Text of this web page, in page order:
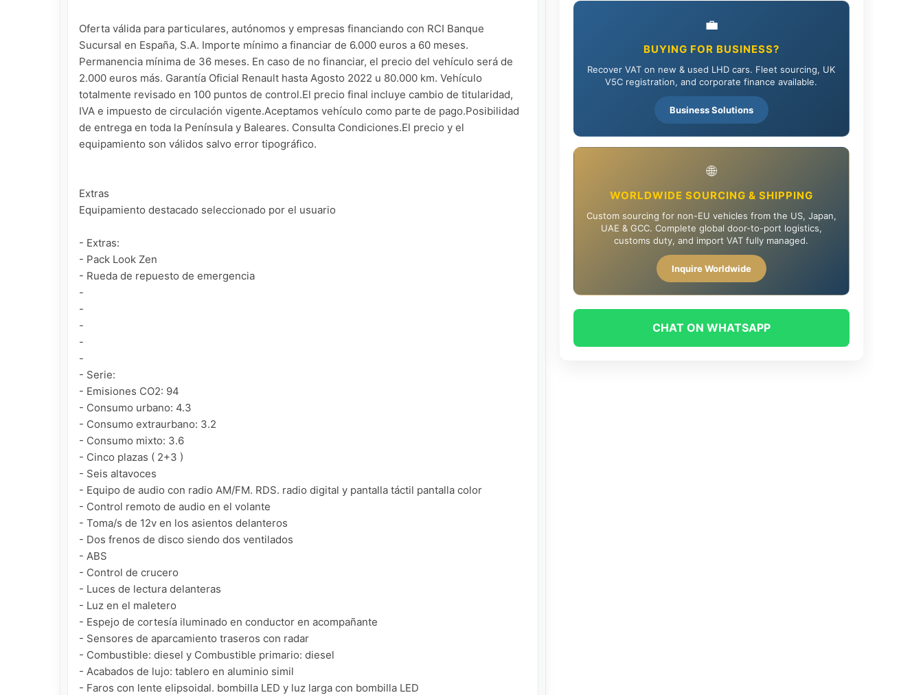
Oferta válida para particulares, autónomos y empresas financiando con RCI Banque
Sucursal en España, S.A. Importe mínimo a financiar de 6.000 euros a 60 meses.
Permanencia mínima de 36 meses. En caso de no financiar, el precio del vehículo será de
2.000 euros más. Garantía Oficial Renault hasta Agosto 2022 u 80.000 km. Vehículo
totalmente revisado en 100 puntos de control.El precio final incluye cambio de titularidad,
IVA e impuesto de circulación vigente.Aceptamos vehículo como parte de pago.Posibilidad
de entrega en toda la Península y Baleares. Consulta Condiciones.El precio y el
equipamiento son válidos salvo error tipográfico.
Extras
Equipamiento destacado seleccionado por el usuario
- Extras:
- Pack Look Zen
- Rueda de repuesto de emergencia
-
-
-
-
-
- Serie:
- Emisiones CO2: 94
- Consumo urbano: 4.3
- Consumo extraurbano: 3.2
- Consumo mixto: 3.6
- Cinco plazas ( 2+3 )
- Seis altavoces
- Equipo de audio con radio AM/FM. RDS. radio digital y pantalla táctil pantalla color
- Control remoto de audio en el volante
- Toma/s de 12v en los asientos delanteros
- Dos frenos de disco siendo dos ventilados
- ABS
- Control de crucero
- Luces de lectura delanteras
- Luz en el maletero
- Espejo de cortesía iluminado en conductor en acompañante
- Sensores de aparcamiento traseros con radar
- Combustible: diesel y Combustible primario: diesel
- Acabados de lujo: tablero en aluminio simil
- Faros con lente elipsoidal. bombilla LED y luz larga con bombilla LED
💼
BUYING FOR BUSINESS?
Recover VAT on new & used LHD cars. Fleet sourcing, UK
V5C registration, and corporate finance available.
Business Solutions
🌐
WORLDWIDE SOURCING & SHIPPING
Custom sourcing for non-EU vehicles from the US, Japan,
UAE & GCC. Complete global door-to-port logistics,
customs duty, and import VAT fully managed.
Inquire Worldwide
CHAT ON WHATSAPP